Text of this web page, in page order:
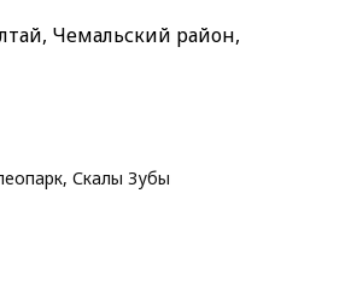
Чемальский район,
Скалы Зубы